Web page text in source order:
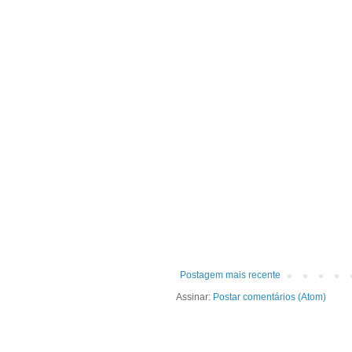
Postagem mais recente
Assinar: Postar comentários (Atom)